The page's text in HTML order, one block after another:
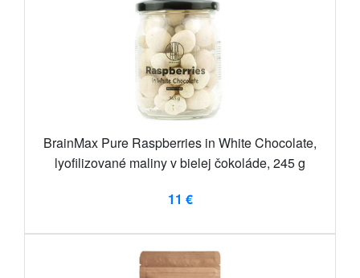
BrainMax Pure Raspberries in White Chocolate,
lyofilizované maliny v bielej čokoláde, 245 g
11 €